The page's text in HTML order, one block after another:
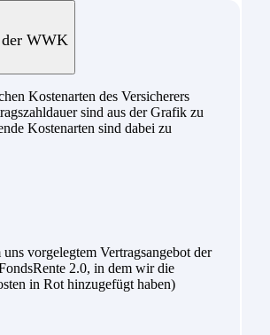
WWK
Kostenarten des Versicherers
sind aus der Grafik zu
Kostenarten sind dabei zu
vorgelegtem Vertragsangebot der
2.0, in dem wir die
in Rot hinzugefügt haben)